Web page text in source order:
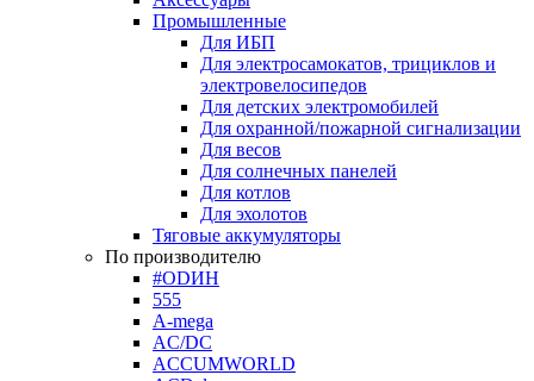
Промышленные
Для ИБП
Для электросамокатов, трициклов и
электровелосипедов
Для детских электромобилей
Для охранной/пожарной сигнализации
Для весов
Для солнечных панелей
Для котлов
Для эхолотов
Тяговые аккумуляторы
По производителю
#ODИН
555
A-mega
AC/DC
ACCUMWORLD